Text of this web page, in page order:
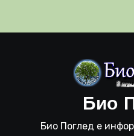
Био
Био Поглед е